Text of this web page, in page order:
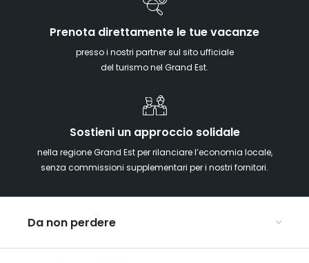
Prenota direttamente le tue vacanze
presso i nostri partner sul sito ufficiale
del turismo nel Grand Est.
Sostieni un approccio solidale
nella regione Grand Est per rilanciare l’economia locale,
senza commissioni supplementari per i nostri fornitori.
Da non perdere